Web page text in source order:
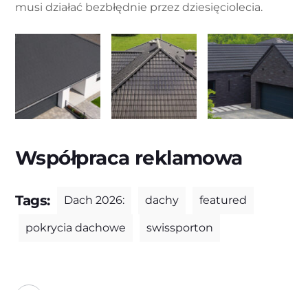
musi działać bezbłędnie przez dziesięciolecia.
Współpraca reklamowa
Tags: Dach 2026: dachy featured
pokrycia dachowe swissporton